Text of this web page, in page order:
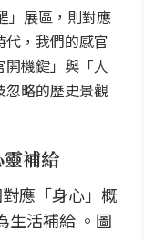
」展區，則對應
代，我們的感官
機鍵」與「人
略的歷史景觀
補給